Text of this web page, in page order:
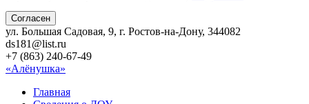
Согласен
ул. Большая Садовая, 9, г. Ростов-на-Дону, 344082
ds181@list.ru
+7 (863) 240-67-49
«Алёнушка»
Главная